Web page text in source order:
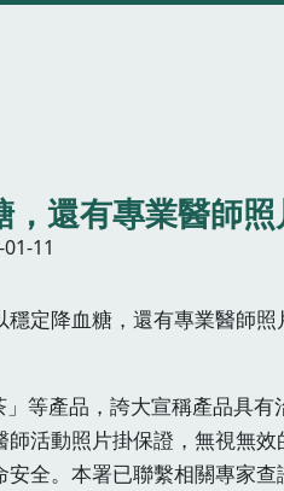
還有專業醫師
11
定降血糖，還有專業醫師照
等產品，誇大宣稱產品具有
活動照片掛保證，無視無效
全。本署已聯繫相關專家查